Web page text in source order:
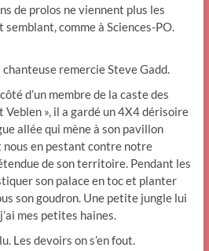
de prolos ne viennent plus les
comme à Sciences-PO.
remercie Steve Gadd.
d’un membre de la caste des
Veblen », il a gardé un 4X4 dérisoire
allée qui mène à son pavillon
en pestant contre notre
de son territoire. Pendant les
son palace en toc et planter
son goudron. Une petite jungle lui
mes petites haines.
Les devoirs on s’en fout.